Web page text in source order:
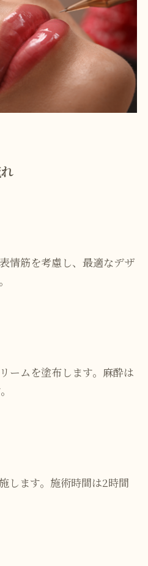
情筋を考慮し、最適なデザ
ームを塗布します。麻酔は
します。施術時間は2時間